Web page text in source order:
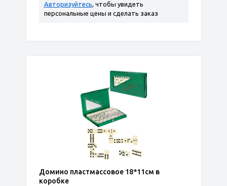
Авторизуйтесь, чтобы увидеть
персональные цены и сделать заказ
Домино пластмассовое 18*11см в
коробке